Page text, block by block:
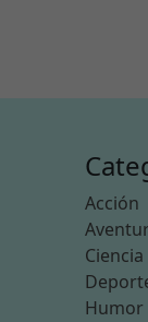
Acción
Humor